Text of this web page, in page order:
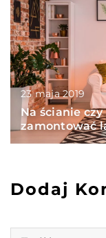
23 maja 2019
Na ścianie
zamontować
Dodaj